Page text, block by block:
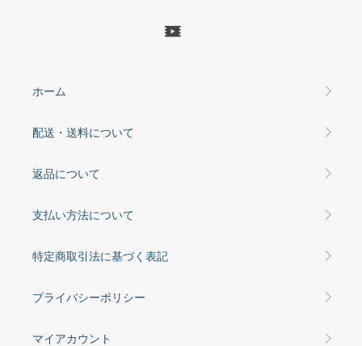
ホーム
配送・送料について
返品について
支払い方法について
特定商取引法に基づく表記
プライバシーポリシー
マイアカウント